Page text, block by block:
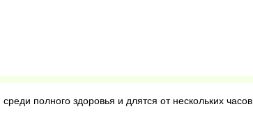
полного здоровья и длятся от нескольких часов